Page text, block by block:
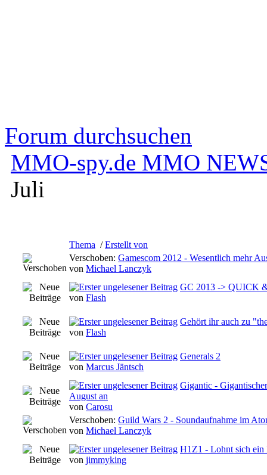
Forum durchsuchen
MMO-spy.de MMO
Juli
Thema /Erstellt von
Verschoben: Gamescom 2012 - Wesentlich mehr
von Michael Lanczyk
GC 2013 -> QUICK
von Flash
Gehört ihr auch zu
von Flash
Generals 2
von Marcus Jäntsch
Gigantic -
August an
von Carosu
Verschoben: Guild Wars 2 - Soundaufnahme im
von Michael Lanczyk
H1Z1 - Lohnt sich ein
von jimmyking